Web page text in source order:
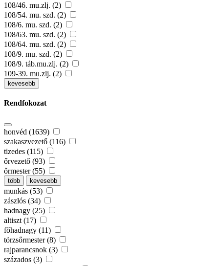
108/46. mu.zlj. (2)
108/54. mu. szd. (2)
108/6. mu. szd. (2)
108/63. mu. szd. (2)
108/64. mu. szd. (2)
108/9. mu. szd. (2)
108/9. táb.mu.zlj. (2)
109-39. mu.zlj. (2)
kevesebb
Rendfokozat
honvéd (1639)
szakaszvezető (116)
tizedes (115)
őrvezető (93)
őrmester (55)
több kevesebb
munkás (53)
zászlós (34)
hadnagy (25)
altiszt (17)
főhadnagy (11)
törzsőrmester (8)
rajparancsnok (3)
százados (3)